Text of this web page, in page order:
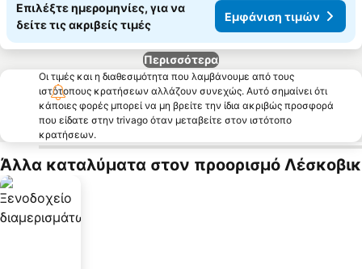
Επιλέξτε ημερομηνίες, για να
δείτε τις ακριβείς τιμές
Εμφάνιση τιμών
Περισσότερα
Οι τιμές και η διαθεσιμότητα που λαμβάνουμε από τους
ιστότοπους κρατήσεων αλλάζουν συνεχώς. Αυτό σημαίνει ότι
κάποιες φορές μπορεί να μη βρείτε την ίδια ακριβώς προσφορά
που είδατε στην trivago όταν μεταβείτε στον ιστότοπο
κρατήσεων.
Άλλα καταλύματα στον προορισμό Λέσκοβικ